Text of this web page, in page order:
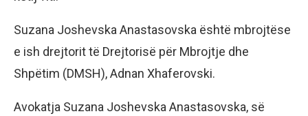
Suzana Joshevska Anastasovska është mbrojtëse
e ish drejtorit të Drejtorisë për Mbrojtje dhe
Shpëtim (DMSH), Adnan Xhaferovski.
Avokatja Suzana Joshevska Anastasovska, së